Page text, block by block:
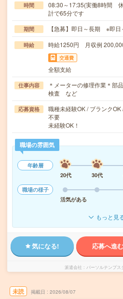
時間
08:30～17:35(実働8時間
計で65分です
期間 【急募】即日～長期 ※即日
時給 時給1250円 月収例
交通費
全額支給
仕事内容
＊メーターの修理作業＊部
検査 など
応募資格
職種未経験OK / ブランク
不要
未経験OK！
職場の雰囲気
年齢層
20代
30代
職場の様子
活気がある
もっと見
気になる! 応募へ進む
派遣会社 パーソルテンプス
未読 掲載日 2026/08/07